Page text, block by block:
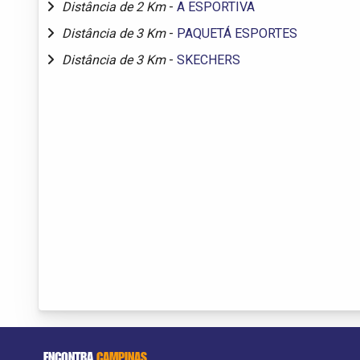
Distância de 2 Km - A ESPORTIVA
Distância de 3 Km - PAQUETÁ ESPORTES
Distância de 3 Km - SKECHERS